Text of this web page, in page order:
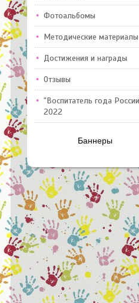
Фотоальбомы
Методические материалы
Достижения и награды
Отзывы
"Воспитатель года
2022
Баннеры